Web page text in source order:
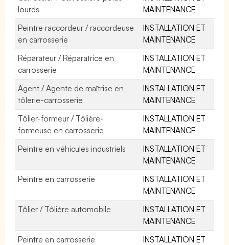
lourds
MAINTENANCE
Peintre raccordeur / raccordeuse
en carrosserie
INSTALLATION ET
MAINTENANCE
Réparateur / Réparatrice en
carrosserie
INSTALLATION ET
MAINTENANCE
Agent / Agente de maîtrise en
tôlerie-carrosserie
INSTALLATION ET
MAINTENANCE
Tôlier-formeur / Tôlière-
formeuse en carrosserie
INSTALLATION ET
MAINTENANCE
Peintre en véhicules industriels
INSTALLATION ET
MAINTENANCE
Peintre en carrosserie
INSTALLATION ET
MAINTENANCE
Tôlier / Tôlière automobile
INSTALLATION ET
MAINTENANCE
Peintre en carrosserie
INSTALLATION ET